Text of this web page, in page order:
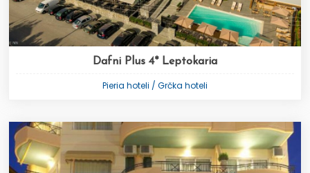
Dafni Plus 4* Leptokaria
Pieria hoteli / Grčka hoteli